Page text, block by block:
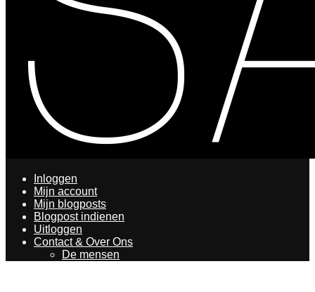
Inloggen
Mijn account
Mijn blogposts
Blogpost indienen
Uitloggen
Contact & Over Ons
De mensen